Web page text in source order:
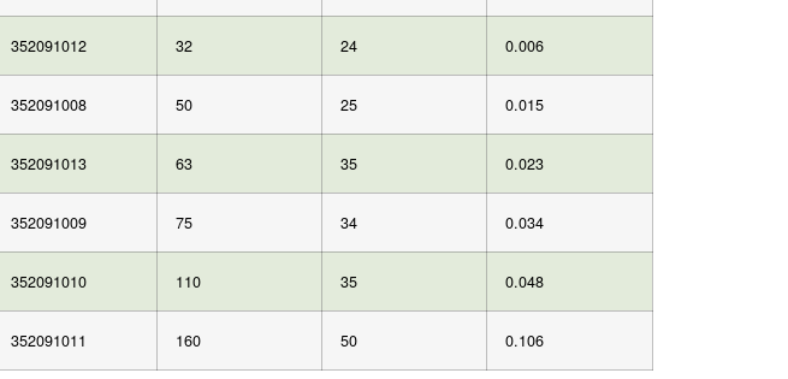
352091012 32 24 0.006
352091008 50 25 0.015
352091013 63 35 0.023
352091009 75 34 0.034
352091010 110 35 0.048
352091011 160 50 0.106